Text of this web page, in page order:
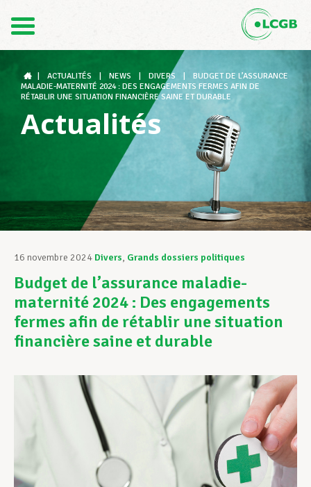
DE
Le LCGB
Structures syndicales
Assistance au Travail
Vos droits
Assistance en vie privée
Développement professionnel
Devenir Membre
ACTUALITÉS NEWS DIVERS
BUDGET DE L’ASSURANCE
MALADIE-MATERNITÉ 2024 : DES ENGAGEMENTS FERMES AFIN DE
RÉTABLIR UNE SITUATION FINANCIÈRE SAINE ET DURABLE
Actualités
16 novembre 2024 Divers, Grands dossiers politiques
Budget de l’assurance maladie-
maternité 2024 : Des engagements
fermes afin de rétablir une situation
financière saine et durable